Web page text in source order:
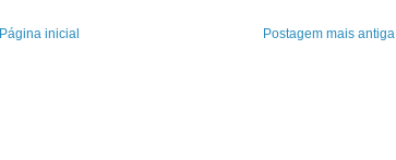
Postagem mais antiga
Página inicial